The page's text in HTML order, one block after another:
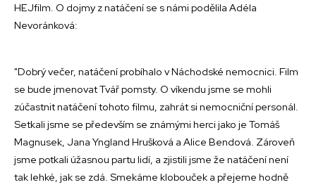
HEJfilm. O dojmy z natáčení se s námi podělila Adéla
Nevoránková:
"Dobrý večer, natáčení probíhalo v Náchodské nemocnici. Film
se bude jmenovat Tvář pomsty. O víkendu jsme se mohli
zúčastnit natáčení tohoto filmu, zahrát si nemocniční personál.
Setkali jsme se především se známými herci jako je Tomáš
Magnusek, Jana Yngland Hrušková a Alice Bendová. Zároveň
jsme potkali úžasnou partu lidí, a zjistili jsme že natáčení není
tak lehké, jak se zdá. Smekáme klobouček a přejeme hodně